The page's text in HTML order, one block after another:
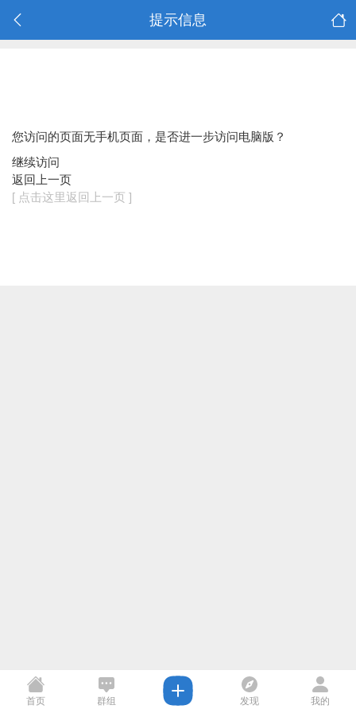
提示信息
您访问的页面无手机页面，是否进一步访问电脑版？
继续访问
返回上一页
[ 点击这里返回上一页 ]
首页 群组 发现 我的